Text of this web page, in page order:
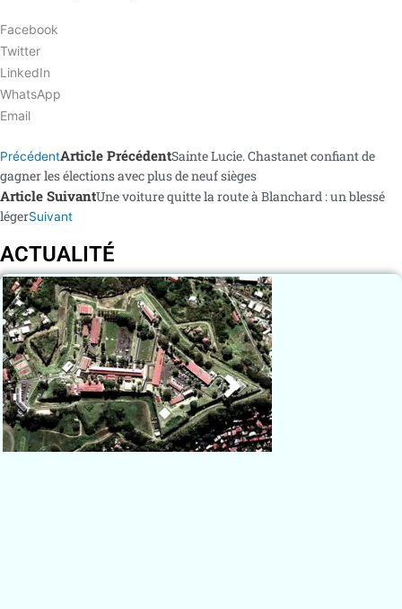
Facebook
Twitter
LinkedIn
WhatsApp
Email
PrécédentArticle PrécédentSainte Lucie. Chastanet confiant de
gagner les élections avec plus de neuf sièges
Article SuivantUne voiture quitte la route à Blanchard : un blessé
légerSuivant
ACTUALITÉ